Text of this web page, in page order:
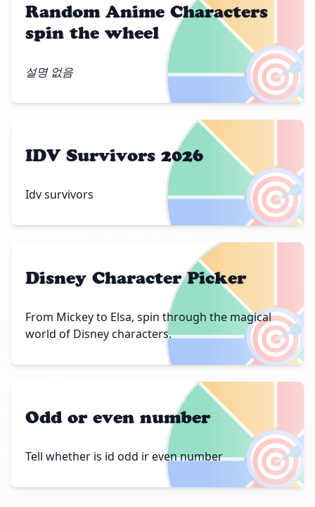
🎯
Random Anime Characters
spin the wheel
설명 없음
🎯
IDV Survivors 2026
Idv survivors
🎯
Disney Character Picker
From Mickey to Elsa, spin through the magical
world of Disney characters.
🎯
Odd or even number
Tell whether is id odd ir even number